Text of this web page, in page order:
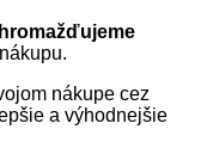
nákupe cez
a výhodnejšie